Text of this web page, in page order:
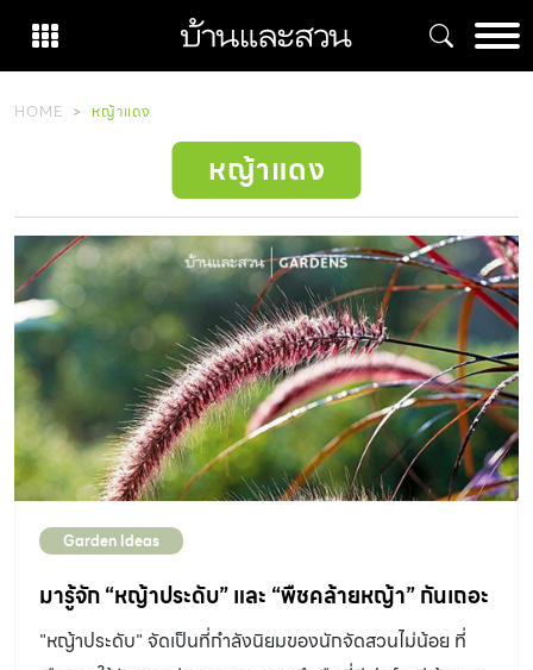
content
HOME หญ้าแดง
หญ้าแดง
Garden Ideas
มารู้จัก “หญ้าประดับ” และ “พืชคล้ายหญ้า” กันเถอะ
"หญ้าประดับ" จัดเป็นที่กำลังนิยมของนักจัดสวนไม่น้อย ที่